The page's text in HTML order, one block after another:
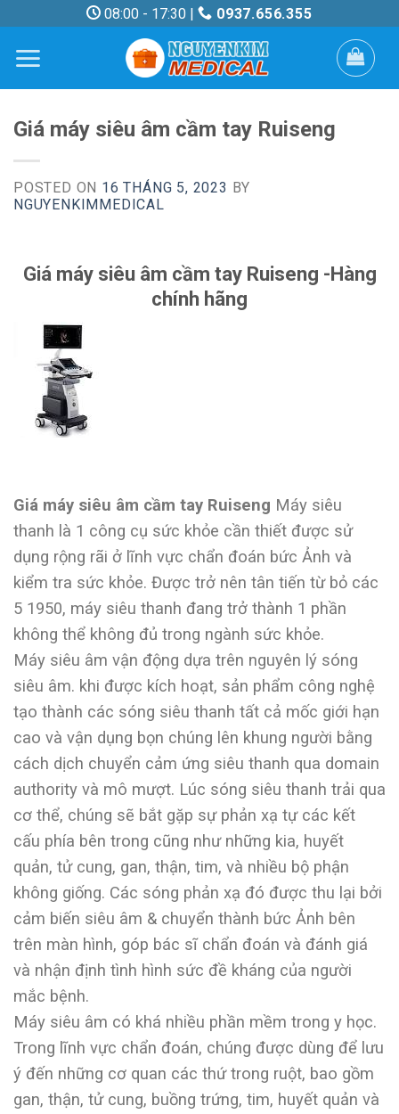
content
08:00 - 17:30 | 0937.656.355
Giá máy siêu âm cầm tay Ruiseng
POSTED ON 16 THÁNG 5, 2023 BY
NGUYENKIMMEDICAL
Giá máy siêu âm cầm tay Ruiseng -Hàng
chính hãng
Giá máy siêu âm cầm tay Ruiseng Máy siêu
thanh là 1 công cụ sức khỏe cần thiết được sử
dụng rộng rãi ở lĩnh vực chẩn đoán bức Ảnh và
kiểm tra sức khỏe. Được trở nên tân tiến từ bỏ các
5 1950, máy siêu thanh đang trở thành 1 phần
không thể không đủ trong ngành sức khỏe.
Máy siêu âm vận động dựa trên nguyên lý sóng
siêu âm. khi được kích hoạt, sản phẩm công nghệ
tạo thành các sóng siêu thanh tất cả mốc giới hạn
cao và vận dụng bọn chúng lên khung người bằng
cách dịch chuyển cảm ứng siêu thanh qua domain
authority và mô mượt. Lúc sóng siêu thanh trải qua
cơ thể, chúng sẽ bắt gặp sự phản xạ tự các kết
cấu phía bên trong cũng như những kia, huyết
quản, tử cung, gan, thận, tim, và nhiều bộ phận
không giống. Các sóng phản xạ đó được thu lại bởi
cảm biến siêu âm & chuyển thành bức Ảnh bên
trên màn hình, góp bác sĩ chẩn đoán và đánh giá
và nhận định tình hình sức đề kháng của người
mắc bệnh.
Máy siêu âm có khá nhiều phần mềm trong y học.
Trong lĩnh vực chẩn đoán, chúng được dùng để lưu
ý đến những cơ quan các thứ trong ruột, bao gồm
gan, thận, tử cung, buồng trứng, tim, huyết quản và